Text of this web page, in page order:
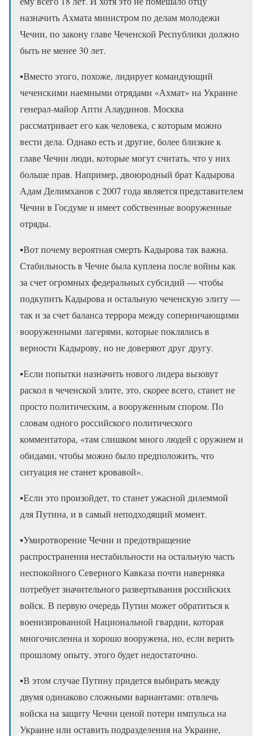
назначить Ахмата министром по делам молодежи
Чечни, по закону главе Чеченской Республики должно
быть не менее 30 лет.
▪️Вместо этого, похоже, лидирует командующий
чеченскими наемными отрядами «Ахмат» на Украине
генерал-майор Апти Алаудинов. Москва
рассматривает его как человека, с которым можно
вести дела. Однако есть и другие, более близкие к
главе Чечни люди, которые могут считать, что у них
больше прав. Например, двоюродный брат Кадырова
Адам Делимханов с 2007 года является представителем
Чечни в Госдуме и имеет собственные вооруженные
отряды.
▪️Вот почему вероятная смерть Кадырова так важна.
Стабильность в Чечне была куплена после войны как
за счет огромных федеральных субсидий — чтобы
подкупить Кадырова и остальную чеченскую элиту —
так и за счет баланса террора между соперничающими
вооруженными лагерями, которые поклялись в
верности Кадырову, но не доверяют друг другу.
▪️Если попытки назначить нового лидера вызовут
раскол в чеченской элите, это, скорее всего, станет не
просто политическим, а вооруженным спором. По
словам одного российского политического
комментатора, «там слишком много людей с оружием и
обидами, чтобы можно было предположить, что
ситуация не станет кровавой».
▪️Если это произойдет, то станет ужасной дилеммой
для Путина, и в самый неподходящий момент.
▪️Умиротворение Чечни и предотвращение
распространения нестабильности на остальную часть
неспокойного Северного Кавказа почти наверняка
потребует значительного развертывания российских
войск. В первую очередь Путин может обратиться к
военизированной Национальной гвардии, которая
многочисленна и хорошо вооружена, но, если верить
прошлому опыту, этого будет недостаточно.
▪️В этом случае Путину придется выбирать между
двумя одинаково сложными вариантами: отвлечь
войска на защиту Чечни ценой потери импульса на
Украине или оставить подразделения на Украине,